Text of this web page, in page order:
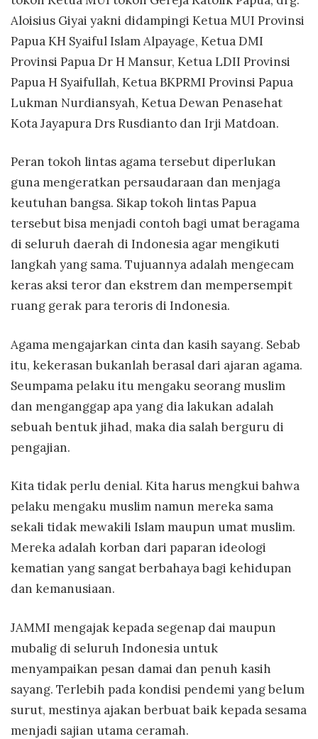
Aloisius Giyai yakni didampingi Ketua MUI Provinsi
Papua KH Syaiful Islam Alpayage, Ketua DMI
Provinsi Papua Dr H Mansur, Ketua LDII Provinsi
Papua H Syaifullah, Ketua BKPRMI Provinsi Papua
Lukman Nurdiansyah, Ketua Dewan Penasehat
Kota Jayapura Drs Rusdianto dan Irji Matdoan.
Peran tokoh lintas agama tersebut diperlukan
guna mengeratkan persaudaraan dan menjaga
keutuhan bangsa. Sikap tokoh lintas Papua
tersebut bisa menjadi contoh bagi umat beragama
di seluruh daerah di Indonesia agar mengikuti
langkah yang sama. Tujuannya adalah mengecam
keras aksi teror dan ekstrem dan mempersempit
ruang gerak para teroris di Indonesia.
Agama mengajarkan cinta dan kasih sayang. Sebab
itu, kekerasan bukanlah berasal dari ajaran agama.
Seumpama pelaku itu mengaku seorang muslim
dan menganggap apa yang dia lakukan adalah
sebuah bentuk jihad, maka dia salah berguru di
pengajian.
Kita tidak perlu denial. Kita harus mengkui bahwa
pelaku mengaku muslim namun mereka sama
sekali tidak mewakili Islam maupun umat muslim.
Mereka adalah korban dari paparan ideologi
kematian yang sangat berbahaya bagi kehidupan
dan kemanusiaan.
JAMMI mengajak kepada segenap dai maupun
mubalig di seluruh Indonesia untuk
menyampaikan pesan damai dan penuh kasih
sayang. Terlebih pada kondisi pendemi yang belum
surut, mestinya ajakan berbuat baik kepada sesama
menjadi sajian utama ceramah.